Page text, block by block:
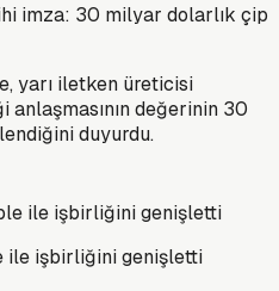
imza: 30 milyar dolarlık çip
yarı iletken üreticisi
anlaşmasının değerinin 30
duyurdu.
ile işbirliğini genişletti